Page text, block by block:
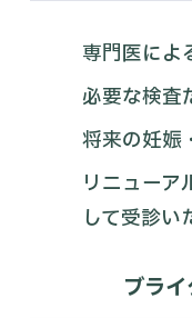
専門医によ
必要な検査
将来の妊娠
リニューア
して受診い
ブラ